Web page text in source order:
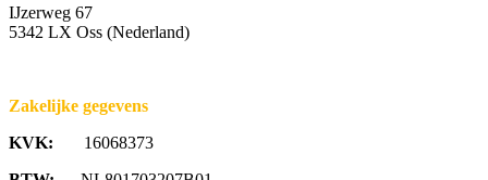
IJzerweg 67
5342 LX Oss (Nederland)
Zakelijke gegevens
KVK: 16068373